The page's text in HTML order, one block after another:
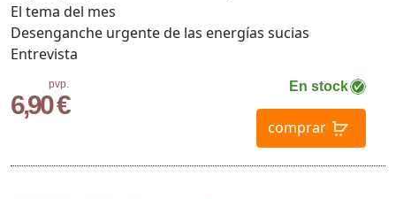
pvp.
6,90 €
En stock
comprar
El tema del mes
Desenganche urgente de las energías sucias
Entrevista